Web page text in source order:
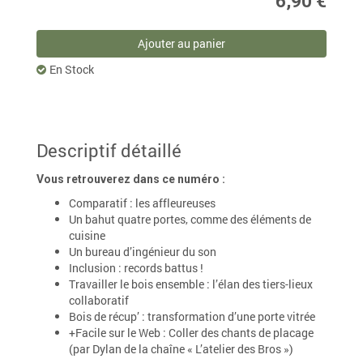
Ajouter au panier
En Stock
Descriptif détaillé
Vous retrouverez dans ce numéro :
Comparatif : les affleureuses
Un bahut quatre portes, comme des éléments de
cuisine
Un bureau d’ingénieur du son
Inclusion : records battus !
Travailler le bois ensemble : l’élan des tiers-lieux
collaboratif
Bois de récup’ : transformation d’une porte vitrée
+Facile sur le Web : Coller des chants de placage
(par Dylan de la chaîne « L’atelier des Bros »)